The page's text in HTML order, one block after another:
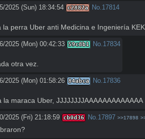
2025 (Sun) 18:34:54 c2887a No.17814
perra Uber anti Medicina e Ingeniería KEK
2025 (Mon) 00:42:33 59c8b1 No.17834
otra vez.
2025 (Mon) 01:58:26 84abca No.17836
maraca Uber, JJJJJJJJAAAAAAAAAAAAA
2025 (Fri) 21:18:59 cb0d36 No.17897 >>17898